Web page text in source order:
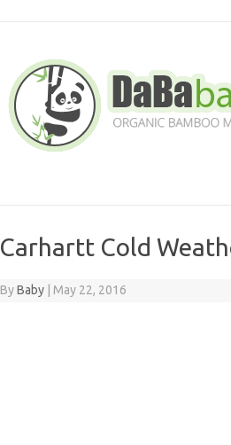
Carhartt Cold
ByBaby May 22, 2016